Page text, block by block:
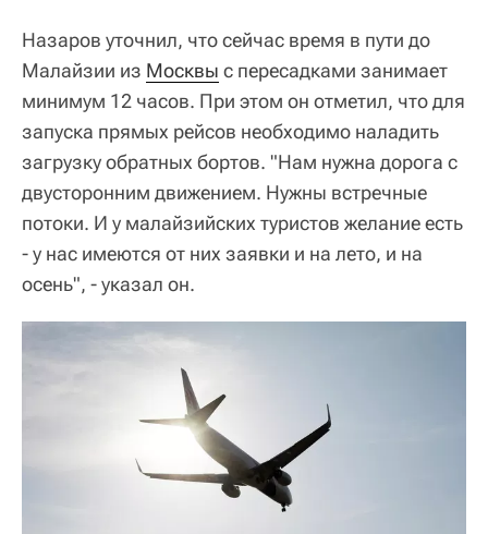
Назаров уточнил, что сейчас время в пути до
Малайзии из Москвы с пересадками занимает
минимум 12 часов. При этом он отметил, что для
запуска прямых рейсов необходимо наладить
загрузку обратных бортов. "Нам нужна дорога с
двусторонним движением. Нужны встречные
потоки. И у малайзийских туристов желание есть
- у нас имеются от них заявки и на лето, и на
осень", - указал он.